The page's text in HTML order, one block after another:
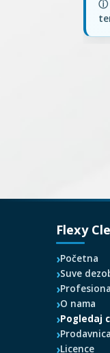
Flexy
Početna
Suve
O nama
Pogledaj
Prodavnica
Licence